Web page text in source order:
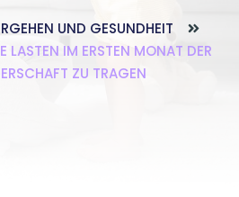
UND GESUNDHEIT
LASTEN IM ERSTEN MONAT DER
ZU TRAGEN